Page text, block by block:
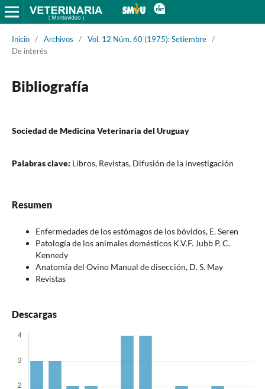
Inicio / Archivos / Vol. 12 Núm. 60 (1975): Setiembre /
De interés
Bibliografía
Sociedad de Medicina Veterinaria del Uruguay
Palabras clave: Libros, Revistas, Difusión de la investigación
Resumen
Enfermedades de los estómagos de los bóvidos, E. Seren
Patología de los animales domésticos K.V.F. Jubb P. C.
Kennedy
Anatomía del Ovino Manual de disección, D. S. May
Revistas
Descargas